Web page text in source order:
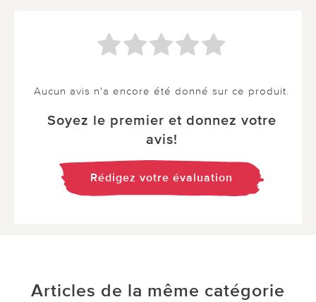
Aucun avis n'a encore été donné sur ce produit.
Soyez le premier et donnez votre
avis!
Rédigez votre évaluation
Articles de la même catégorie